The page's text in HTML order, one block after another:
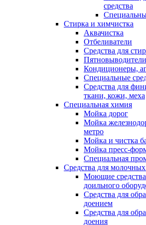
средства
Стирка и химчистка
Аквачистка
Отбеливатели
Средства для
Пятновыводители
Кондиционеры,
Специальные
Средства для
ткани, кожи, меха
Специальная химия
Мойка дорог
Мойка
метро
Мойка и чистка
Мойка пресс-
Специальная
Средства для
Моющие
доильного
Средства для
доением
Средства для
доения